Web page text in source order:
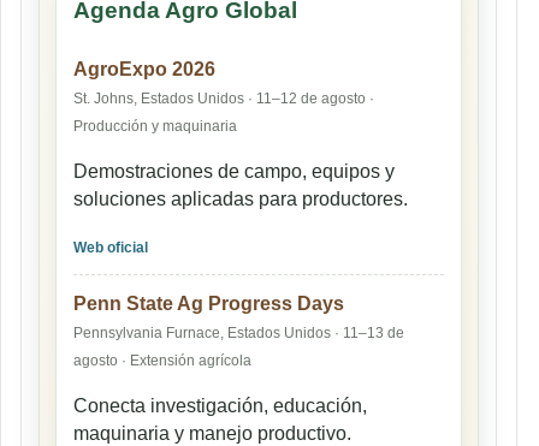
Agenda Agro Global
AgroExpo 2026
St. Johns, Estados Unidos · 11–12 de agosto ·
Producción y maquinaria
Demostraciones de campo, equipos y
soluciones aplicadas para productores.
Web oficial
Penn State Ag Progress Days
Pennsylvania Furnace, Estados Unidos · 11–13 de
agosto · Extensión agrícola
Conecta investigación, educación,
maquinaria y manejo productivo.